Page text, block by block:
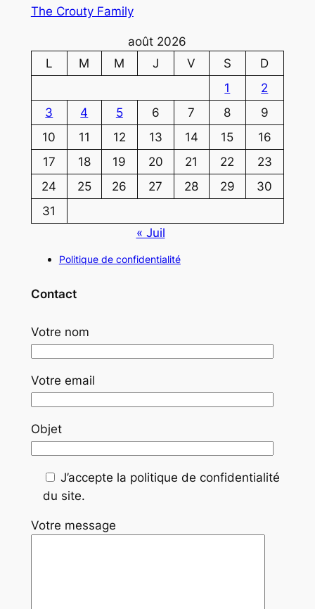
The Crouty Family
août 2026
L
M M J V S
D
1
2
3
4 5 6 7 8
9
10
11 12 13 14 15
16
17
18 19 20 21 22
23
24
25 26 27 28 29
30
31
« Juil
Politique de confidentialité
Contact
Votre nom
Votre email
Objet
J’accepte la politique de confidentialité
du site.
Votre message